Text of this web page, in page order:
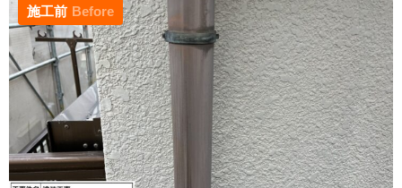
施工前 Before